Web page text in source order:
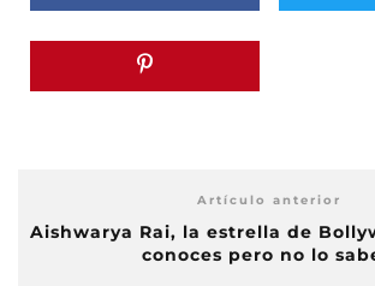
Artículo anterior
Aishwarya Rai, la estrella de
conoces pero no lo